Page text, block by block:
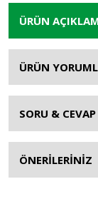
ÜRÜN
ÜRÜN
SORU & CEVAP
ÖNERİLERİNİZ